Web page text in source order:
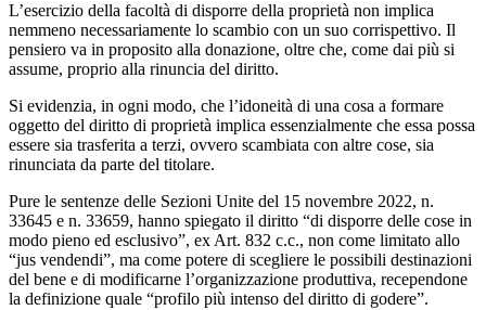
L’esercizio della facoltà di disporre della proprietà non implica
nemmeno necessariamente lo scambio con un suo corrispettivo. Il
pensiero va in proposito alla donazione, oltre che, come dai più si
assume, proprio alla rinuncia del diritto.
Si evidenzia, in ogni modo, che l’idoneità di una cosa a formare
oggetto del diritto di proprietà implica essenzialmente che essa possa
essere sia trasferita a terzi, ovvero scambiata con altre cose, sia
rinunciata da parte del titolare.
Pure le sentenze delle Sezioni Unite del 15 novembre 2022, n.
33645 e n. 33659, hanno spiegato il diritto “di disporre delle cose in
modo pieno ed esclusivo”, ex Art. 832 c.c., non come limitato allo
“jus vendendi”, ma come potere di scegliere le possibili destinazioni
del bene e di modificarne l’organizzazione produttiva, recependone
la definizione quale “profilo più intenso del diritto di godere”.